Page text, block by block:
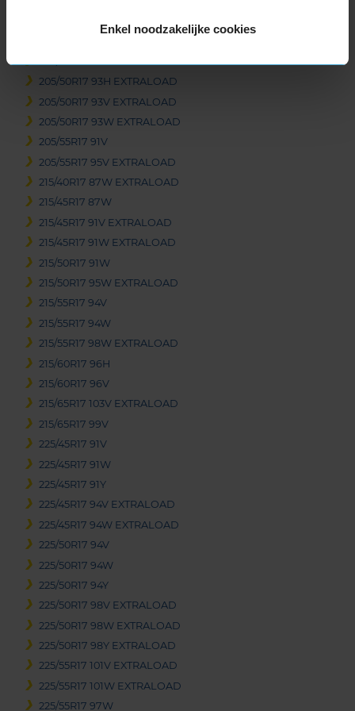
Enkel noodzakelijke cookies
205/50R17 93H EXTRALOAD
205/50R17 93V EXTRALOAD
205/50R17 93W EXTRALOAD
205/55R17 91V
205/55R17 95V EXTRALOAD
215/40R17 87W EXTRALOAD
215/45R17 87W
215/45R17 91V EXTRALOAD
215/45R17 91W EXTRALOAD
215/50R17 91W
215/50R17 95W EXTRALOAD
215/55R17 94V
215/55R17 94W
215/55R17 98W EXTRALOAD
215/60R17 96H
215/60R17 96V
215/65R17 103V EXTRALOAD
215/65R17 99V
225/45R17 91V
225/45R17 91W
225/45R17 91Y
225/45R17 94V EXTRALOAD
225/45R17 94W EXTRALOAD
225/50R17 94V
225/50R17 94W
225/50R17 94Y
225/50R17 98V EXTRALOAD
225/50R17 98W EXTRALOAD
225/50R17 98Y EXTRALOAD
225/55R17 101V EXTRALOAD
225/55R17 101W EXTRALOAD
225/55R17 97W